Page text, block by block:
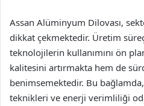
Assan Alüminyum Dilovası,
dikkat çekmektedir. Üretim
teknolojilerin kullanımını ön
kalitesini artırmakta hem de
benimsemektedir. Bu
teknikleri ve enerji verimliliği